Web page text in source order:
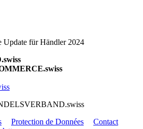
Update für Händler 2024
Protection de Données
Contact